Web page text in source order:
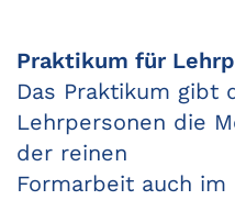
Praktikum für
Das Praktikum gibt
Lehrpersonen die
der reinen
Formarbeit auch